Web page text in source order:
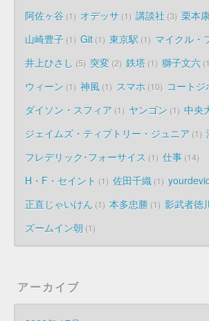
阿佐ヶ谷 1 オデッサ 1 講談社 3 栗本
山崎豊子 1 Git 1 東京駅 1 マイクル・
井上ひさし 5 突変 2 鉄塔 1 獅子文六 1
ウィーン 1 神風 1 スマホ 10 コート
ダイソン・スフィア 1 ヤンゴン 1 中央
ジェイムズ・ティプトリー・ジュニア 1
フレデリック･フォーサイス 1 仕事 14
H・F・セイント 1 佐田千織 1
正直じゃいけん 1 本多忠勝 1 影武者徳
ズームイン朝 1
アーカイブ